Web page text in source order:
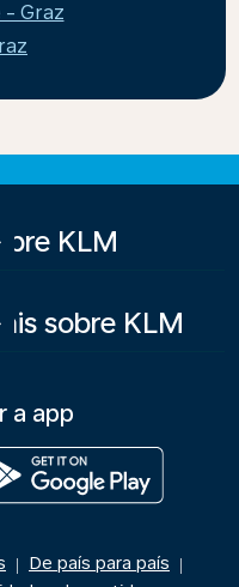
Graz
KLM
sobre KLM
a app
| De país para país |